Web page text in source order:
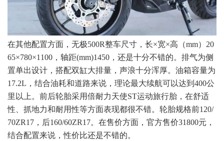
在其他配置方面，无极500R整车尺寸，长×宽×高（mm）20
65×780×1100，轴距(mm)1450，还是十分不错的。排气为侧
置单出设计，搭配双缸大排量，声浪十分浑厚。油箱容量为
17.2L，结合油耗和道路来说，理论最大续航可以达到400公
里以上。前后轮胎采用倍耐力天使ST运动旅行胎，在舒适
性、抓地力和耐用性等方面表现都很不错。轮胎规格前120/
70ZR17，后160/60ZR17。在售价方面，官方售价31800元，
结合配置来说，性价比还是不错的。